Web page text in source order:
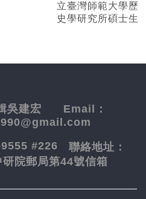
立臺灣師範大學歷
史學研究所碩士生
吳建宏 Email：
9555 #226 聯絡地址：
院郵局第44號信箱